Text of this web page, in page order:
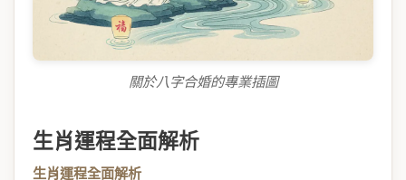
關於八字合婚的專業插圖
生肖運程全面解析
生肖運程全面解析